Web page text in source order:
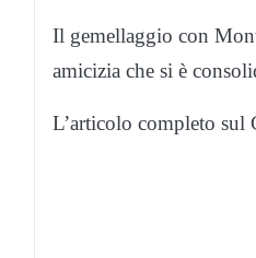
Il gemellaggio con
amicizia che si è
L’articolo completo